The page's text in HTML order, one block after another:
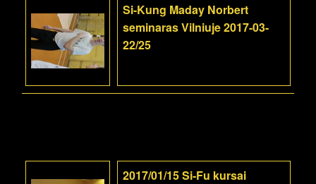
Si-Kung Maday Norbert
seminaras Vilniuje 2017-03-
22/25
2017/01/15 Si-Fu kursai